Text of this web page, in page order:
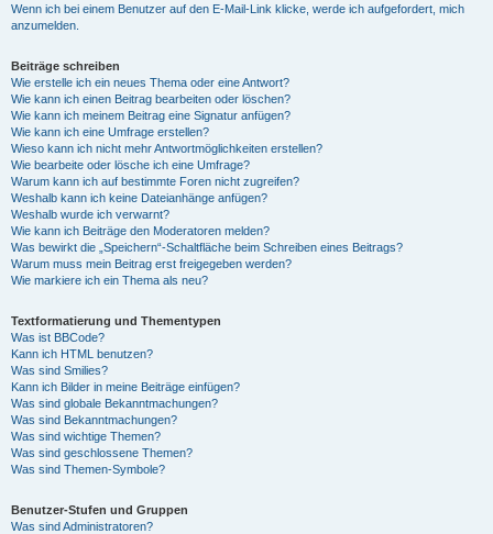
Wenn ich bei einem Benutzer auf den E-Mail-Link klicke, werde ich aufgefordert, mich
anzumelden.
Beiträge schreiben
Wie erstelle ich ein neues Thema oder eine Antwort?
Wie kann ich einen Beitrag bearbeiten oder löschen?
Wie kann ich meinem Beitrag eine Signatur anfügen?
Wie kann ich eine Umfrage erstellen?
Wieso kann ich nicht mehr Antwortmöglichkeiten erstellen?
Wie bearbeite oder lösche ich eine Umfrage?
Warum kann ich auf bestimmte Foren nicht zugreifen?
Weshalb kann ich keine Dateianhänge anfügen?
Weshalb wurde ich verwarnt?
Wie kann ich Beiträge den Moderatoren melden?
Was bewirkt die „Speichern“-Schaltfläche beim Schreiben eines Beitrags?
Warum muss mein Beitrag erst freigegeben werden?
Wie markiere ich ein Thema als neu?
Textformatierung und Thementypen
Was ist BBCode?
Kann ich HTML benutzen?
Was sind Smilies?
Kann ich Bilder in meine Beiträge einfügen?
Was sind globale Bekanntmachungen?
Was sind Bekanntmachungen?
Was sind wichtige Themen?
Was sind geschlossene Themen?
Was sind Themen-Symbole?
Benutzer-Stufen und Gruppen
Was sind Administratoren?